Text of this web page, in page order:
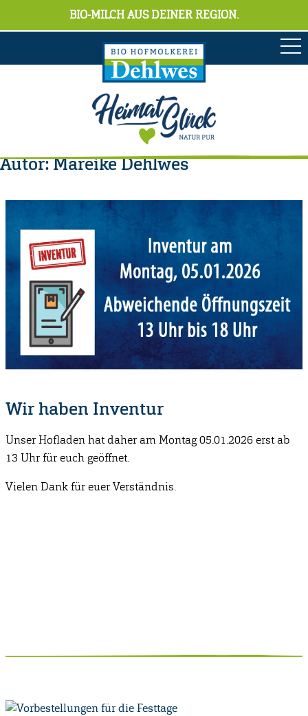
BIO-MILCH AUS DEINER REGION.
Autor:Mareike Dehlwes
Wir haben Inventur
Unser Hofladen hat daher am Montag 05.01.2026 erst ab
13 Uhr für euch geöffnet.
Vielen Dank für euer Verständnis.